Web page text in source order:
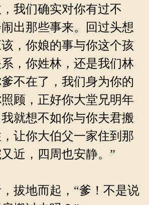
我们确实对你有过不
出那些事来。回过头想
，你娘的事与你这个孩
，你姓林，还是我们林
不在了，我们身为你的
顾，正好你大堂兄明年
就想不如你与你夫君搬
让你大伯父一家住到那
近，四周也安静。”
拔地而起，“爹！不是说